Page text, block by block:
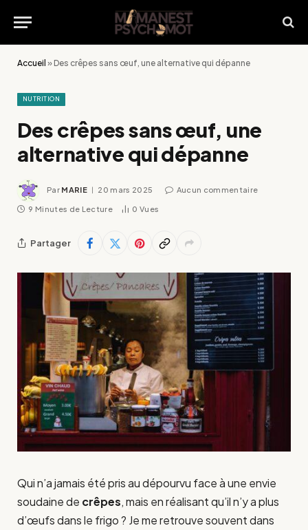
Accueil »Des crêpes sans œuf, une alternative qui dépanne
NUTRITION
Des crêpes sans œuf, une
alternative qui dépanne
Par MARIE 20 mars 2025 Aucun commentaire
9 Minutes de Lecture 0 Vues
Partager
Qui n’a jamais été pris au dépourvu face à une envie
soudaine de crêpes, mais en réalisant qu’il n’y a plus
d’œufs dans le frigo ? Je me retrouve souvent dans